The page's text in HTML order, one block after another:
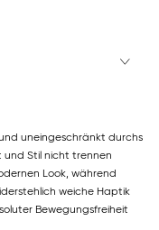
und uneingeschränkt durchs
und Stil nicht trennen
Look, während
weiche Haptik
Bewegungsfreiheit